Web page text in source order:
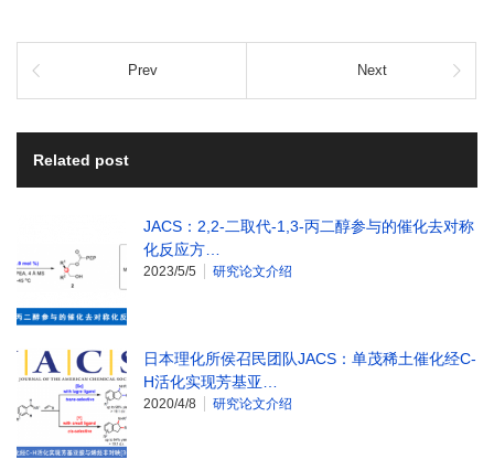
Prev Next
Related post
JACS：2,2-二取代-1,3-丙二醇参与的催化去对称
化反应方…
2023/5/5 研究论文介绍
日本理化所侯召民团队JACS：单茂稀土催化经C-
H活化实现芳基亚…
2020/4/8 研究论文介绍